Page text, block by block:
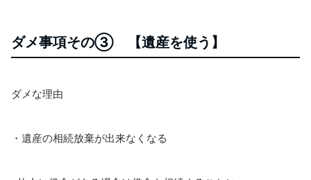
ダメ事項その③ 【遺産を使う】
ダメな理由
・遺産の相続放棄が出来なくなる